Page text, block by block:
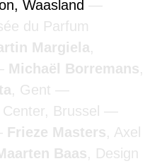
Waasland
du Parfum
Margiela,
Michaël Borremans,
, Gent
Brussel
Frieze Masters, Axel
Baas, Design